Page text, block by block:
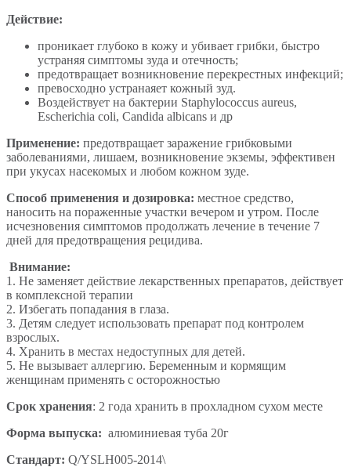
Действие:
проникает глубоко в кожу и убивает грибки, быстро
устраняя симптомы зуда и отечность;
предотвращает возникновение перекрестных инфекций;
превосходно устранаяет кожный зуд.
Воздействует на бактерии Staphylococcus aureus,
Escherichia coli, Candida albicans и др
Применение: предотвращает заражение грибковыми
заболеваниями, лишаем, возникновение экземы, эффективен
при укусах насекомых и любом кожном зуде.
Способ применения и дозировка: местное средство,
наносить на пораженные участки вечером и утром. После
исчезновения симптомов продолжать лечение в течение 7
дней для предотвращения рецидива.
Внимание:
1. Не заменяет действие лекарственных препаратов, действует
в комплексной терапии
2. Избегать попадания в глаза.
3. Детям следует использовать препарат под контролем
взрослых.
4. Хранить в местах недоступных для детей.
5. Не вызывает аллергию. Беременным и кормящим
женщинам применять с осторожностью
Срок хранения: 2 года хранить в прохладном сухом месте
Форма выпуска: алюминиевая туба 20г
Стандарт: Q/YSLH005-2014\